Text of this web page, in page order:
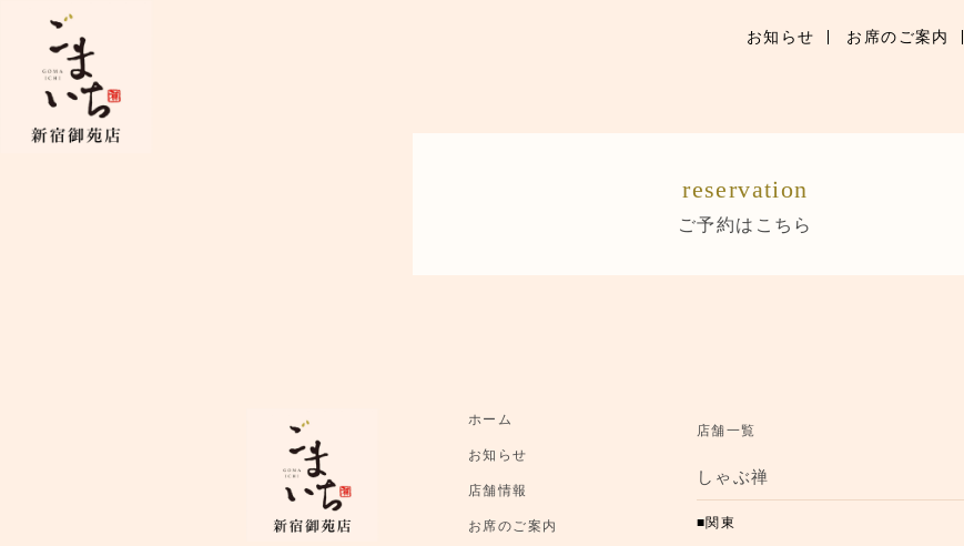
お知らせ お席のご案内
reservation
ご予約はこちら
ホーム
お知らせ
店舗情報
お席のご案内
店舗一覧
しゃぶ禅
関東